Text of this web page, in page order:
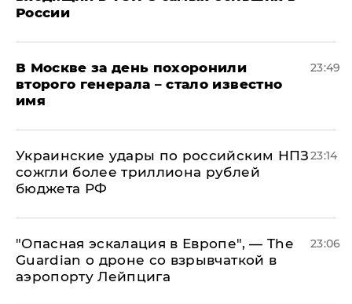
России
В Москве за день похоронили
второго генерала – стало известно
имя
23:49
Украинские удары по российским НПЗ
сожгли более триллиона рублей
бюджета РФ
23:14
"Опасная эскалация в Европе", — The
Guardian о дроне со взрывчаткой в
аэропорту Лейпцига
23:06